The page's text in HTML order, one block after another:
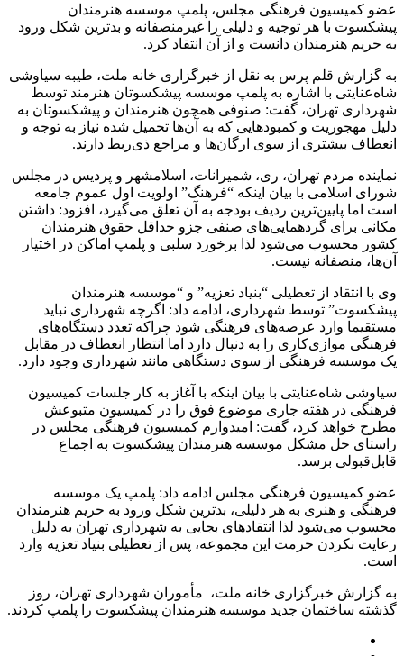
عضو کمیسیون فرهنگی مجلس، پلمپ موسسه هنرمندان
پیشکسوت با هر توجیه و دلیلی را غیرمنصفانه و بدترین شکل ورود
به حریم هنرمندان دانست و از آن انتقاد کرد.
به گزارش قلم پرس به نقل از خبرگزاری خانه ملت، طیبه سیاوشی
شاه‌عنایتی با اشاره به پلمپ موسسه پیشکسوتان هنرمند توسط
شهرداری تهران، گفت: صنوفی همچون هنرمندان و پیشکسوتان به
دلیل مهجوریت‌ و کمبودهایی که به آن‌ها تحمیل شده نیاز به توجه و
انعطاف بیشتری از سوی ارگان‌ها و مراجع ذی‌ربط دارند.
نماینده مردم تهران، ری، شمیرانات، اسلامشهر و پردیس در مجلس
شورای اسلامی با بیان اینکه “فرهنگ” اولویت اول عموم جامعه
است اما پایین‌ترین ردیف بودجه به آن تعلق می‌گیرد، افزود: داشتن
مکانی برای گردهمایی‌های صنفی جزو حداقل حقوق هنرمندان
کشور محسوب می‌شود لذا برخورد سلبی و پلمپ اماکن در اختیار
آن‌ها، منصفانه نیست.
وی با انتقاد از تعطیلی “بنیاد تعزیه” و “موسسه هنرمندان
پیشکسوت” توسط شهرداری، ادامه داد: اگرچه شهرداری نباید
مستقیما وارد عرصه‌های فرهنگی شود چراکه تعدد دستگاه‌های
فرهنگی موازی‌کاری را به دنبال دارد اما انتظار انعطاف در مقابل
یک موسسه فرهنگی از سوی دستگاهی مانند شهرداری وجود دارد.
سیاوشی شاه‌عنایتی با بیان اینکه با آغاز به کار جلسات کمیسیون
فرهنگی در هفته جاری موضوع فوق را در کمیسیون متبوعش
مطرح خواهد کرد، گفت: امیدوارم کمیسیون فرهنگی مجلس در
راستای حل مشکل موسسه هنرمندان پیشکسوت به اجماع
قابل‌قبولی برسد.
عضو کمیسیون فرهنگی مجلس ادامه داد: پلمپ یک موسسه
فرهنگی و هنری به هر دلیلی، بدترین شکل ورود به حریم هنرمندان
محسوب می‌شود لذا انتقادهای بجایی به شهرداری تهران به دلیل
رعایت نکردن حرمت این مجموعه، پس از تعطیلی بنیاد تعزیه وارد
است.
به گزارش خبرگزاری خانه ملت، مأموران شهرداری تهران، روز
گذشته ساختمان جدید موسسه هنرمندان پیشکسوت را پلمپ کردند.